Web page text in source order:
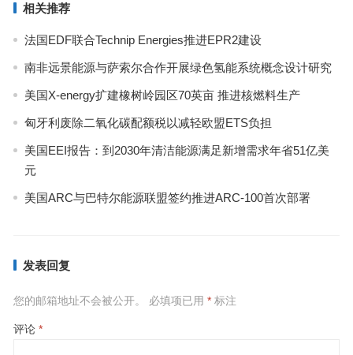
相关推荐
法国EDF联合Technip Energies推进EPR2建设
南非远景能源与萨索尔合作开展绿色氢能系统概念设计研究
美国X-energy扩建橡树岭园区70英亩 推进核燃料生产
匈牙利废除二氧化碳配额税以减轻欧盟ETS负担
美国EEI报告：到2030年清洁能源满足新增需求年省51亿美
元
美国ARC与巴特尔能源联盟签约推进ARC-100首次部署
发表回复
您的邮箱地址不会被公开。 必填项已用 *标注
评论 *